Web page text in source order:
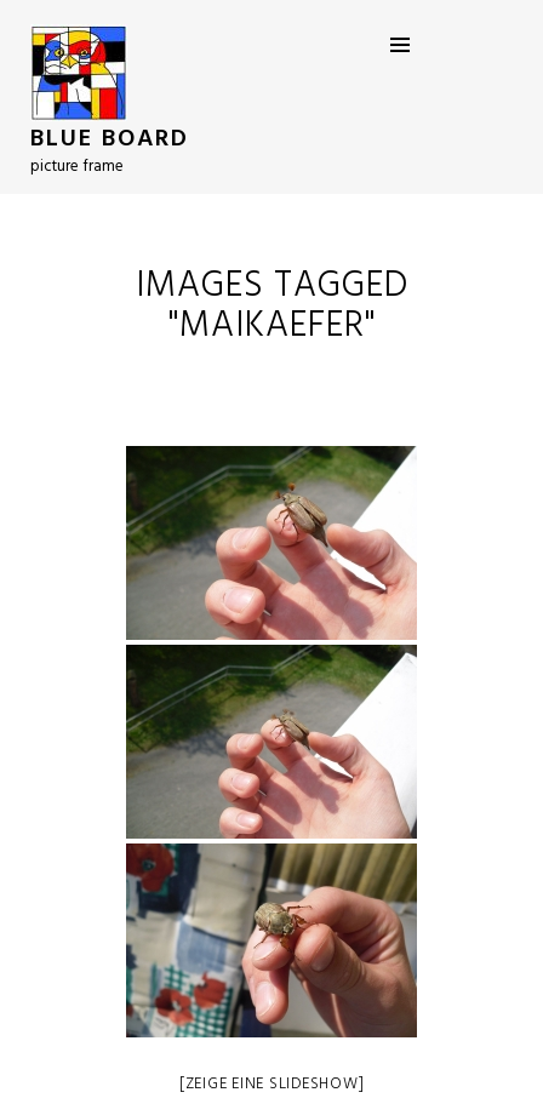
BLUE BOARD
picture frame
IMAGES TAGGED
"MAIKAEFER"
[ZEIGE EINE SLIDESHOW]